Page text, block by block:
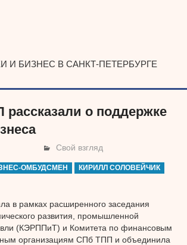
И БИЗНЕС В САНКТ-ПЕТЕРБУРГЕ
о поддержке
Свой взгляд
ОМБУДСМЕН
КИРИЛЛ СОЛОВЕЙЧИК
в рамках расширенного заседания
развития, промышленной
(КЭРППиТ) и Комитета по финансовым
организациям СПб ТПП и объединила